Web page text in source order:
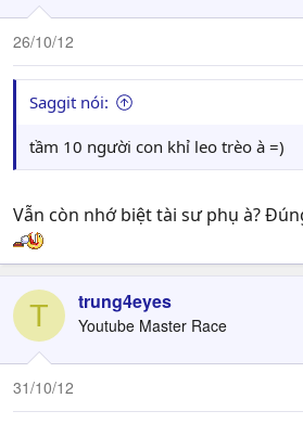
26/10/12
Saggit nói:
tầm 10 người con khỉ leo trèo à =)
Vẫn còn nhớ biệt tài sư phụ à?
T trung4eyes
Youtube Master Race
31/10/12